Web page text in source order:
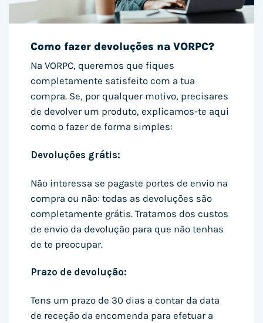
Como fazer devoluções na VORPC?
Na VORPC, queremos que fiques
completamente satisfeito com a tua
compra. Se, por qualquer motivo, precisares
de devolver um produto, explicamos-te aqui
como o fazer de forma simples:
Devoluções grátis:
Não interessa se pagaste portes de envio na
compra ou não: todas as devoluções são
completamente grátis. Tratamos dos custos
de envio da devolução para que não tenhas
de te preocupar.
Prazo de devolução:
Tens um prazo de 30 dias a contar da data
de receção da encomenda para efetuar a